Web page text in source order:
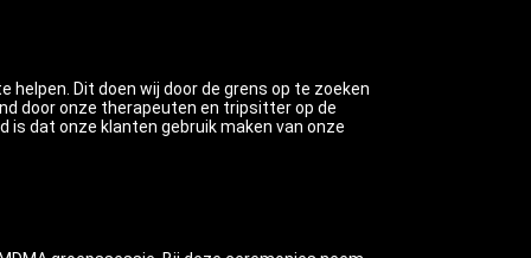
Dit doen wij door de grens op te zoeken
door onze therapeuten en tripsitter op de
is dat onze klanten gebruik maken van onze